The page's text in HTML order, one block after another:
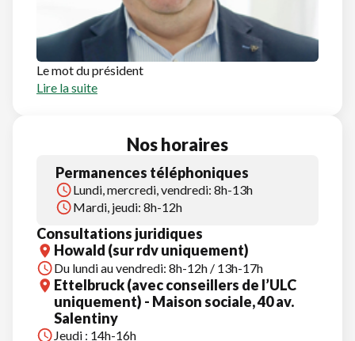
Le mot du président
Lire la suite
Nos horaires
Permanences téléphoniques
Lundi, mercredi, vendredi: 8h-13h
Mardi, jeudi: 8h-12h
Consultations juridiques
Howald (sur rdv uniquement)
Du lundi au vendredi: 8h-12h / 13h-17h
Ettelbruck (avec conseillers de l’ULC
uniquement) - Maison sociale, 40 av.
Salentiny
Jeudi : 14h-16h